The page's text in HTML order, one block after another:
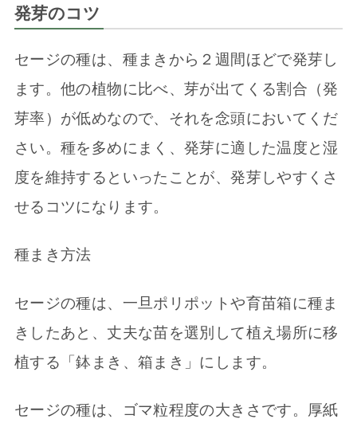
発芽のコツ
セージの種は、種まきから２週間ほどで発芽し
ます。他の植物に比べ、芽が出てくる割合（発
芽率）が低めなので、それを念頭においてくだ
さい。種を多めにまく、発芽に適した温度と湿
度を維持するといったことが、発芽しやすくさ
せるコツになります。
種まき方法
セージの種は、一旦ポリポットや育苗箱に種ま
きしたあと、丈夫な苗を選別して植え場所に移
植する「鉢まき、箱まき」にします。
セージの種は、ゴマ粒程度の大きさです。厚紙